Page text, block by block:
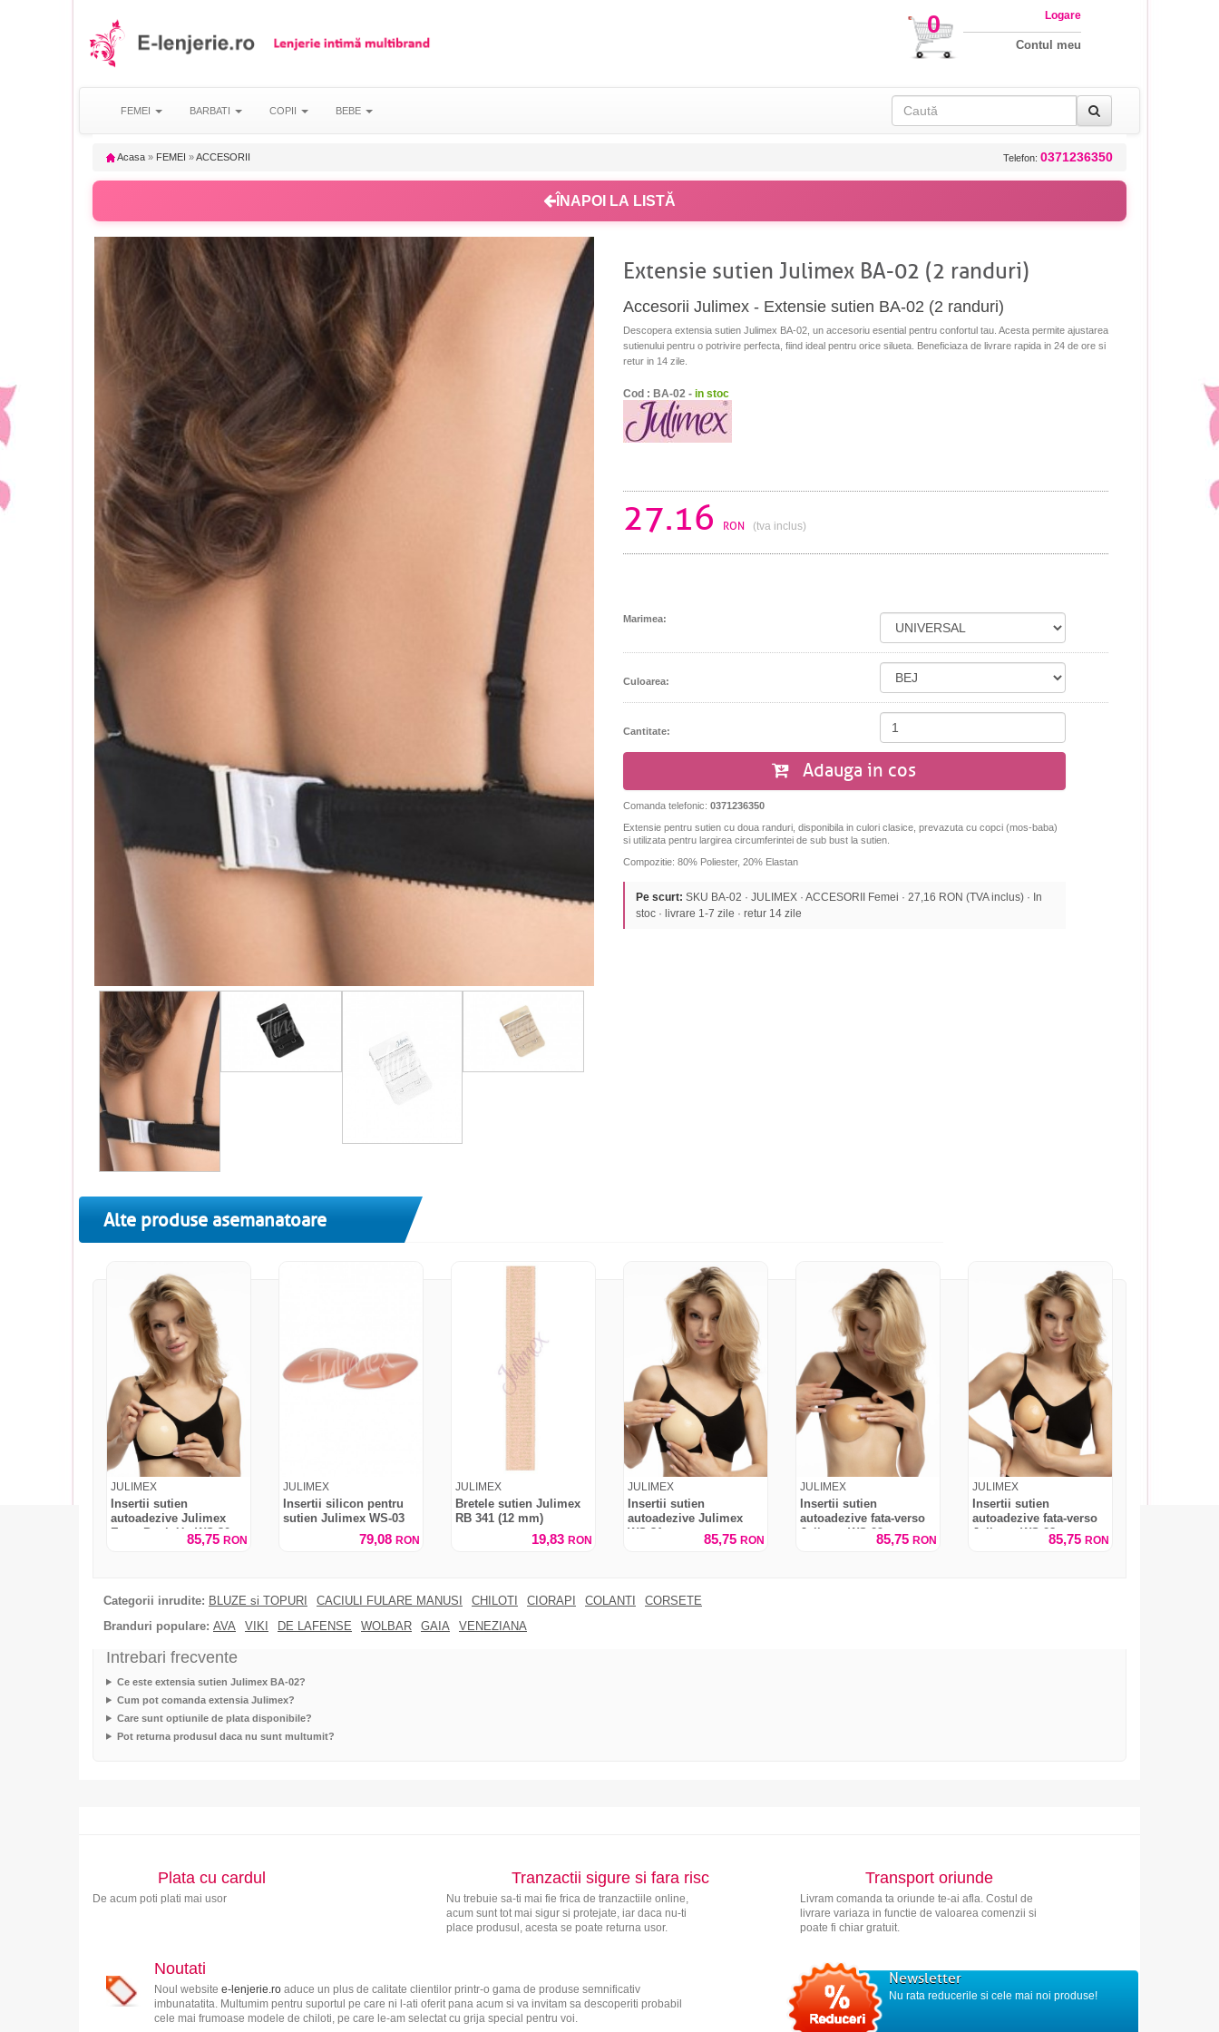
0 Logare
Contul meu
FEMEI BARBATI COPII BEBE
Acasa » FEMEI »ACCESORII Telefon: 0371236350
ÎNAPOI LA LISTĂ
Extensie sutien Julimex BA-02 (2 randuri)
Accesorii Julimex - Extensie sutien BA-02 (2 randuri)
Descopera extensia sutien Julimex BA-02, un accesoriu esential pentru confortul tau. Acesta permite ajustarea
sutienului pentru o potrivire perfecta, fiind ideal pentru orice silueta. Beneficiaza de livrare rapida in 24 de ore si
retur in 14 zile.
Cod : BA-02 - in stoc
27.16 RON (tva inclus)
Marimea:
Culoarea:
Cantitate:
Adauga in cos
Comanda telefonic: 0371236350
Extensie pentru sutien cu doua randuri, disponibila in culori clasice, prevazuta cu copci (mos-baba)
si utilizata pentru largirea circumferintei de sub bust la sutien.
Compozitie: 80% Poliester, 20% Elastan
Pe scurt: SKU BA-02 · JULIMEX · ACCESORII Femei · 27,16 RON (TVA inclus) · In
stoc · livrare 1-7 zile · retur 14 zile
Alte produse asemanatoare
JULIMEX
Insertii sutien
autoadezive Julimex
Extra Push-Up WS-30
85,75 RON
JULIMEX
Insertii silicon pentru
sutien Julimex WS-03
79,08 RON
JULIMEX
Bretele sutien Julimex
RB 341 (12 mm)
19,83 RON
JULIMEX
Insertii sutien
autoadezive Julimex
WS-31
85,75 RON
JULIMEX
Insertii sutien
autoadezive fata-verso
Julimex WS-2985,75 RON
JULIMEX
Insertii sutien
autoadezive fata-verso
Julimex WS-2885,75 RON
Categorii inrudite: BLUZE si TOPURI CACIULI FULARE MANUSI CHILOTI CIORAPI COLANTI
CORSETE
Branduri populare: AVA VIKI DE LAFENSE WOLBAR GAIA VENEZIANA
Intrebari frecvente
Ce este extensia sutien Julimex BA-02?
Cum pot comanda extensia Julimex?
Care sunt optiunile de plata disponibile?
Pot returna produsul daca nu sunt multumit?
Plata cu cardul
De acum poti plati mai usor
Tranzactii sigure si fara risc
Nu trebuie sa-ti mai fie frica de tranzactiile online,
acum sunt tot mai sigur si protejate, iar daca nu-ti
place produsul, acesta se poate returna usor.
Transport oriunde
Livram comanda ta oriunde te-ai afla. Costul de
livrare variaza in functie de valoarea comenzii si
poate fi chiar gratuit.
Noutati
Noul website e-lenjerie.roaduce un plus de calitate clientilor printr-o gama de produse semnificativ
imbunatatita. Multumim pentru suportul pe care ni l-ati oferit pana acum si va invitam sa descoperiti probabil
cele mai frumoase modele de chiloti, pe care le-am selectat cu grija special pentru voi.
Newsletter
Nu rata reducerile si cele mai noi produse!